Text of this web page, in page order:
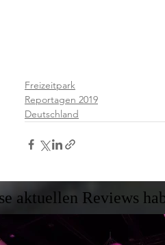
Freizeitpark
Reportagen 2019
Deutschland
aktuellen Reviews